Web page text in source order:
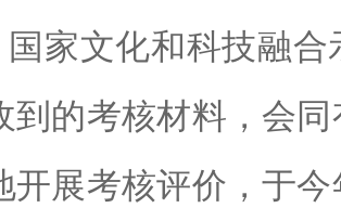
文化和科技融合
到的考核材料，会
开展考核评价，于